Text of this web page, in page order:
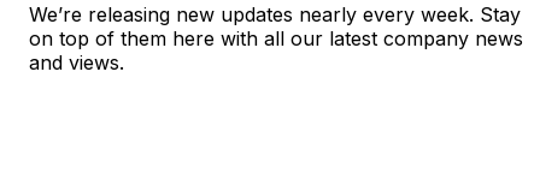
We’re releasing new updates nearly every week. Stay
on top of them here with all our latest company news
and views.